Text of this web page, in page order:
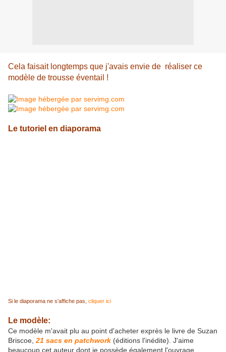
Cela faisait longtemps que j'avais envie de réaliser ce
modèle de trousse éventail !
Le tutoriel en diaporama
Si le diaporama ne s'affiche pas, cliquer ici
Le modèle:
Ce modèle m'avait plu au point d'acheter exprès le livre de Suzan
Briscoe, 21 sacs en patchwork (éditions l'inédite). J'aime
beaucoup cet auteur dont je possède également l'ouvrage